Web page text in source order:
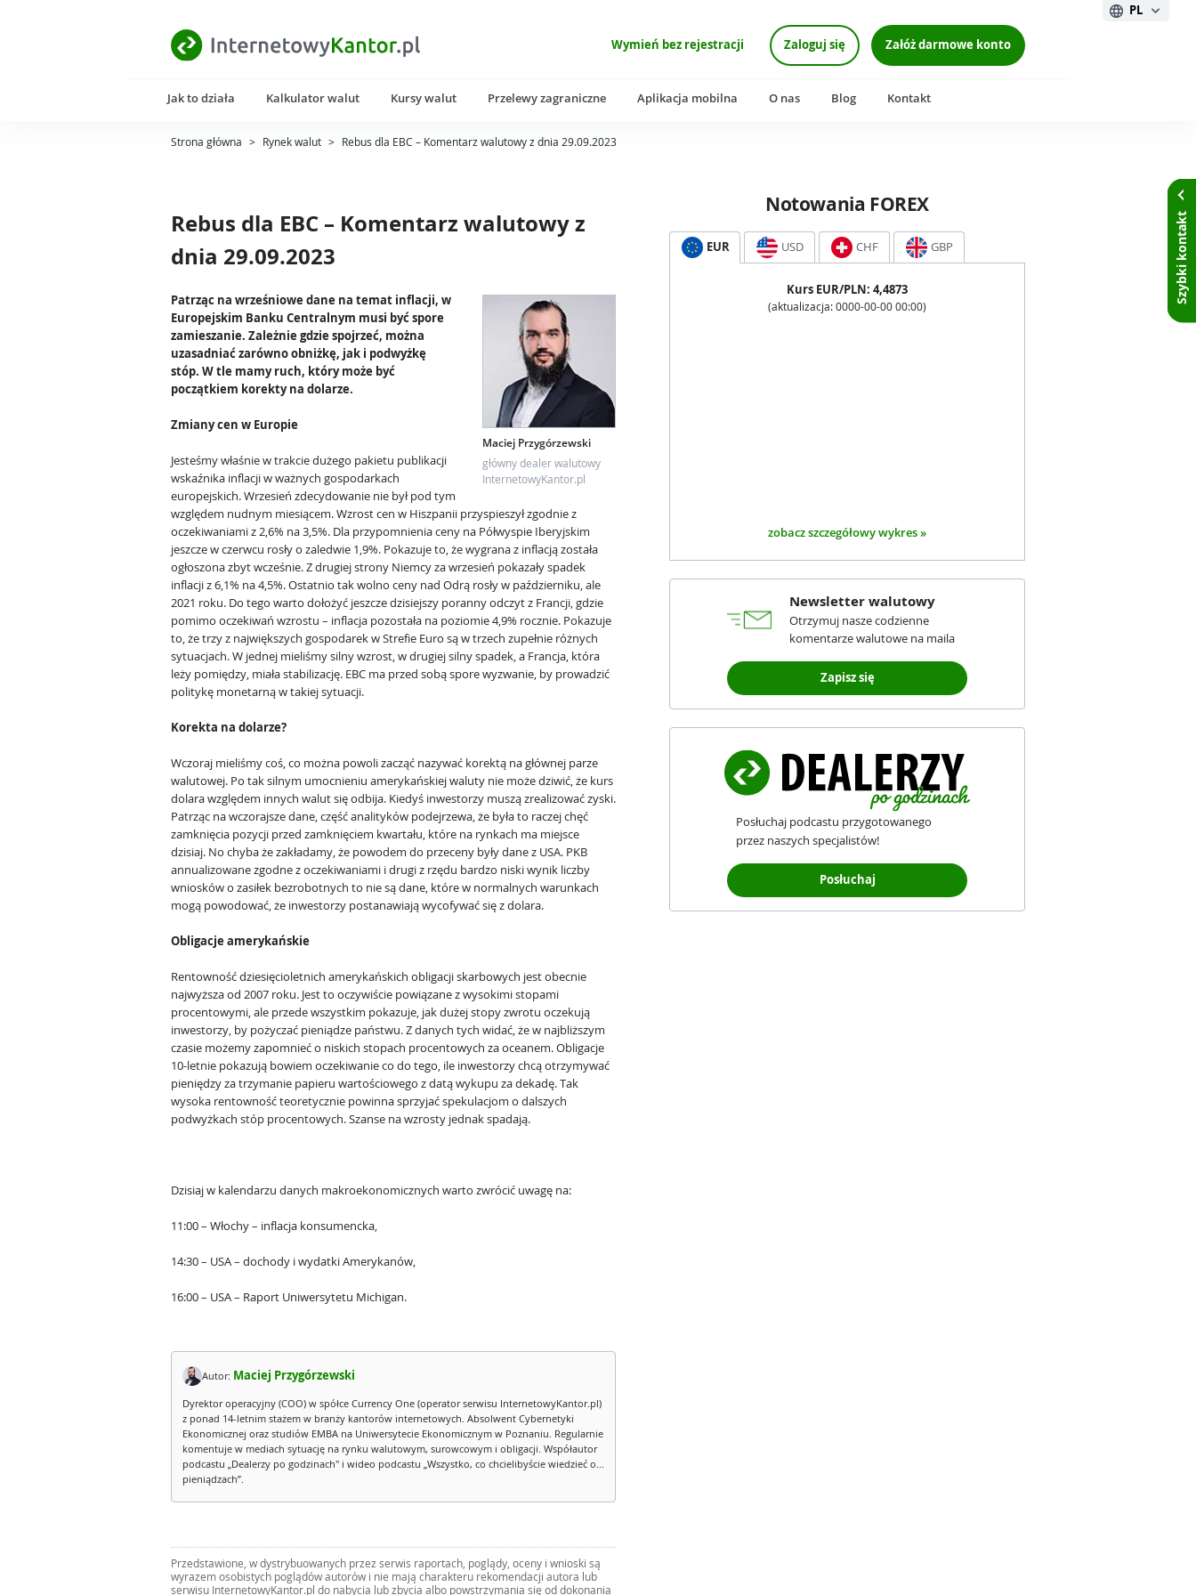
Wymień bez rejestracji Zaloguj się Załóż darmowe konto
PL
Jak to działa Kalkulator walut Kursy walut Przelewy zagraniczne Aplikacja mobilna O nas Blog Kontakt
Strona główna > Rynek walut > Rebus dla EBC – Komentarz walutowy z dnia 29.09.2023
Rebus dla EBC – Komentarz walutowy z
dnia 29.09.2023
Maciej Przygórzewski
główny dealer walutowy
InternetowyKantor.pl
Patrząc na wrześniowe dane na temat inflacji, w
Europejskim Banku Centralnym musi być spore
zamieszanie. Zależnie gdzie spojrzeć, można
uzasadniać zarówno obniżkę, jak i podwyżkę
stóp. W tle mamy ruch, który może być
początkiem korekty na dolarze.
Zmiany cen w Europie
Jesteśmy właśnie w trakcie dużego pakietu publikacji
wskaźnika inflacji w ważnych gospodarkach
europejskich. Wrzesień zdecydowanie nie był pod tym
względem nudnym miesiącem. Wzrost cen w Hiszpanii przyspieszył zgodnie z
oczekiwaniami z 2,6% na 3,5%. Dla przypomnienia ceny na Półwyspie Iberyjskim
jeszcze w czerwcu rosły o zaledwie 1,9%. Pokazuje to, że wygrana z inflacją została
ogłoszona zbyt wcześnie. Z drugiej strony Niemcy za wrzesień pokazały spadek
inflacji z 6,1% na 4,5%. Ostatnio tak wolno ceny nad Odrą rosły w październiku, ale
2021 roku. Do tego warto dołożyć jeszcze dzisiejszy poranny odczyt z Francji, gdzie
pomimo oczekiwań wzrostu – inflacja pozostała na poziomie 4,9% rocznie. Pokazuje
to, że trzy z największych gospodarek w Strefie Euro są w trzech zupełnie różnych
sytuacjach. W jednej mieliśmy silny wzrost, w drugiej silny spadek, a Francja, która
leży pomiędzy, miała stabilizację. EBC ma przed sobą spore wyzwanie, by prowadzić
politykę monetarną w takiej sytuacji.
Korekta na dolarze?
Wczoraj mieliśmy coś, co można powoli zacząć nazywać korektą na głównej parze
walutowej. Po tak silnym umocnieniu amerykańskiej waluty nie może dziwić, że kurs
dolara względem innych walut się odbija. Kiedyś inwestorzy muszą zrealizować zyski.
Patrząc na wczorajsze dane, część analityków podejrzewa, że była to raczej chęć
zamknięcia pozycji przed zamknięciem kwartału, które na rynkach ma miejsce
dzisiaj. No chyba że zakładamy, że powodem do przeceny były dane z USA. PKB
annualizowane zgodne z oczekiwaniami i drugi z rzędu bardzo niski wynik liczby
wniosków o zasiłek bezrobotnych to nie są dane, które w normalnych warunkach
mogą powodować, że inwestorzy postanawiają wycofywać się z dolara.
Obligacje amerykańskie
Rentowność dziesięcioletnich amerykańskich obligacji skarbowych jest obecnie
najwyższa od 2007 roku. Jest to oczywiście powiązane z wysokimi stopami
procentowymi, ale przede wszystkim pokazuje, jak dużej stopy zwrotu oczekują
inwestorzy, by pożyczać pieniądze państwu. Z danych tych widać, że w najbliższym
czasie możemy zapomnieć o niskich stopach procentowych za oceanem. Obligacje
10-letnie pokazują bowiem oczekiwanie co do tego, ile inwestorzy chcą otrzymywać
pieniędzy za trzymanie papieru wartościowego z datą wykupu za dekadę. Tak
wysoka rentowność teoretycznie powinna sprzyjać spekulacjom o dalszych
podwyżkach stóp procentowych. Szanse na wzrosty jednak spadają.
Dzisiaj w kalendarzu danych makroekonomicznych warto zwrócić uwagę na:
11:00 – Włochy – inflacja konsumencka,
14:30 – USA – dochody i wydatki Amerykanów,
16:00 – USA – Raport Uniwersytetu Michigan.
Autor: Maciej Przygórzewski
Dyrektor operacyjny (COO) w spółce Currency One (operator serwisu InternetowyKantor.pl)
z ponad 14-letnim stażem w branży kantorów internetowych. Absolwent Cybernetyki
Ekonomicznej oraz studiów EMBA na Uniwersytecie Ekonomicznym w Poznaniu. Regularnie
komentuje w mediach sytuację na rynku walutowym, surowcowym i obligacji. Współautor
podcastu „Dealerzy po godzinach" i wideo podcastu „Wszystko, co chcielibyście wiedzieć o...
pieniądzach”.
Przedstawione, w dystrybuowanych przez serwis raportach, poglądy, oceny i wnioski są
wyrazem osobistych poglądów autorów i nie mają charakteru rekomendacji autora lub
serwisu InternetowyKantor.pl do nabycia lub zbycia albo powstrzymania się od dokonania
Notowania FOREX
EUR USD CHF GBP
Kurs EUR/PLN: 4,4873
(aktualizacja: 0000-00-00 00:00)
zobacz szczegółowy wykres »
Newsletter walutowy
Otrzymuj nasze codzienne
komentarze walutowe na maila
Zapisz się
Posłuchaj podcastu przygotowanego
przez naszych specjalistów!
Posłuchaj
Szybki kontakt